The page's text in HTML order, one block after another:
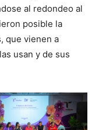
al redondeo al
posible la
que vienen a
usan y de sus